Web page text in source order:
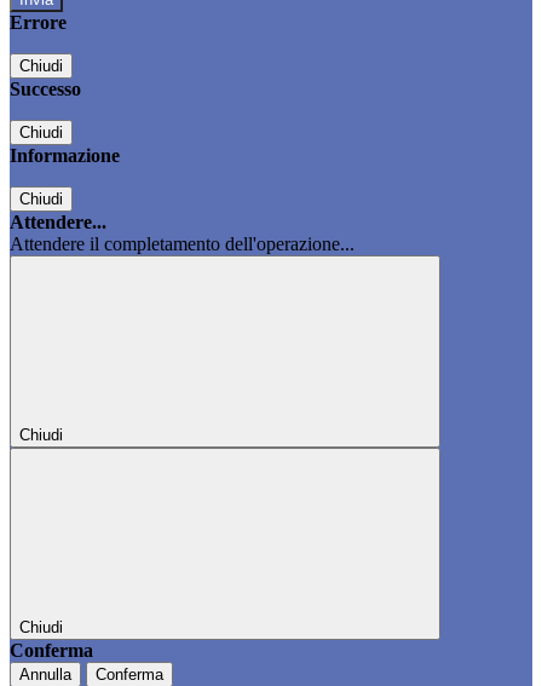
Errore
Chiudi
Successo
Chiudi
Informazione
Chiudi
Attendere...
Attendere il completamento dell'operazione...
Chiudi
Chiudi
Conferma
Annulla Conferma